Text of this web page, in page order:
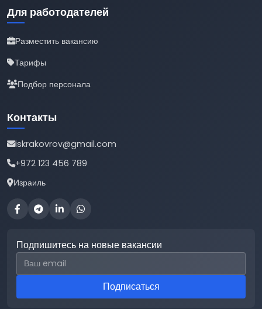
Для работодателей
Разместить вакансию
Тарифы
Подбор персонала
Контакты
iskrakovrov@gmail.com
+972 123 456 789
Израиль
Подпишитесь на новые вакансии
Email для подписки
Подписаться